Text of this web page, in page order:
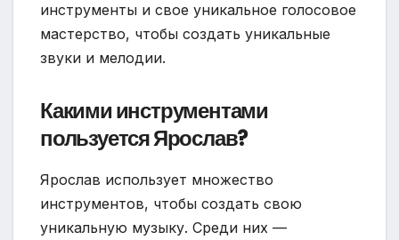
инструменты и свое уникальное голосовое
мастерство, чтобы создать уникальные
звуки и мелодии.
Какими инструментами
пользуется Ярослав?
Ярослав использует множество
инструментов, чтобы создать свою
уникальную музыку. Среди них —